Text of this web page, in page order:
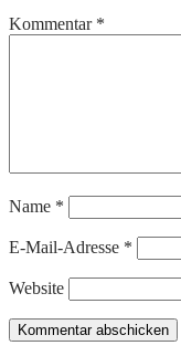
Kommentar *
Name *
E-Mail-Adresse *
Website